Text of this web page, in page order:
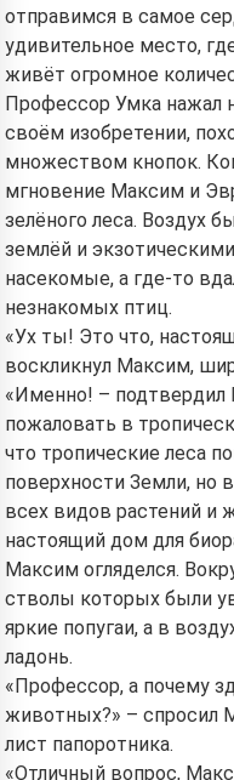
отправимся в самое
удивительное место,
живёт огромное
Профессор Умка нажал
своём изобретении,
множеством кнопок.
мгновение Максим и
зелёного леса. Воздух
землёй и
насекомые, а где-то
незнакомых птиц.
«Ух ты! Это что,
воскликнул Максим,
«Именно! –
пожаловать в
что тропические леса
поверхности Земли, но
всех видов растений и
настоящий дом для
Максим огляделся.
стволы которых были
яркие попугаи, а в
ладонь.
«Профессор, а почему
животных?» – спросил
лист папоротника.
«Отличный вопрос,